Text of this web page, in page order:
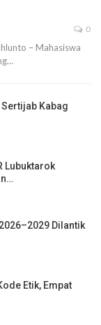
0
– Mahasiswa
Kabag
Lubuktarok
Dilantik
Etik, Empat